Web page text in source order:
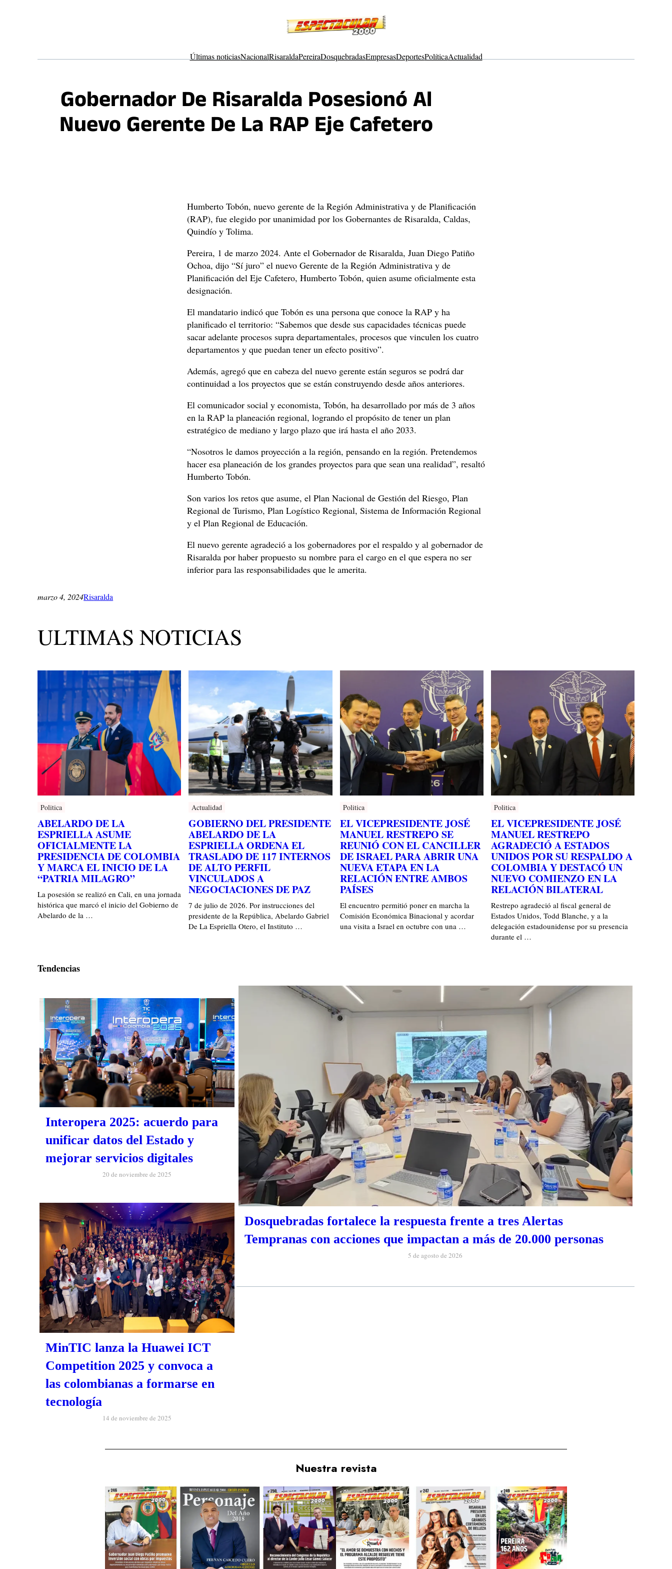
Últimas noticiasNacionalRisaraldaPereiraDosquebradasEmpresasDeportesPolíticaActualidad
Gobernador De Risaralda Posesionó Al
Nuevo Gerente De La RAP Eje Cafetero
Humberto Tobón, nuevo gerente de la Región Administrativa y de Planificación
(RAP), fue elegido por unanimidad por los Gobernantes de Risaralda, Caldas,
Quindío y Tolima.
Pereira, 1 de marzo 2024. Ante el Gobernador de Risaralda, Juan Diego Patiño
Ochoa, dijo “Sí juro” el nuevo Gerente de la Región Administrativa y de
Planificación del Eje Cafetero, Humberto Tobón, quien asume oficialmente esta
designación.
El mandatario indicó que Tobón es una persona que conoce la RAP y ha
planificado el territorio: “Sabemos que desde sus capacidades técnicas puede
sacar adelante procesos supra departamentales, procesos que vinculen los cuatro
departamentos y que puedan tener un efecto positivo”.
Además, agregó que en cabeza del nuevo gerente están seguros se podrá dar
continuidad a los proyectos que se están construyendo desde años anteriores.
El comunicador social y economista, Tobón, ha desarrollado por más de 3 años
en la RAP la planeación regional, logrando el propósito de tener un plan
estratégico de mediano y largo plazo que irá hasta el año 2033.
“Nosotros le damos proyección a la región, pensando en la región. Pretendemos
hacer esa planeación de los grandes proyectos para que sean una realidad”, resaltó
Humberto Tobón.
Son varios los retos que asume, el Plan Nacional de Gestión del Riesgo, Plan
Regional de Turismo, Plan Logístico Regional, Sistema de Información Regional
y el Plan Regional de Educación.
El nuevo gerente agradeció a los gobernadores por el respaldo y al gobernador de
Risaralda por haber propuesto su nombre para el cargo en el que espera no ser
inferior para las responsabilidades que le amerita.
marzo 4, 2024Risaralda
ULTIMAS NOTICIAS
Politica
ABELARDO DE LA
ESPRIELLA ASUME
OFICIALMENTE LA
PRESIDENCIA DE COLOMBIA
Y MARCA EL INICIO DE LA
“PATRIA MILAGRO”
La posesión se realizó en Cali, en una jornada
histórica que marcó el inicio del Gobierno de
Abelardo de la …
Actualidad
GOBIERNO DEL PRESIDENTE
ABELARDO DE LA
ESPRIELLA ORDENA EL
TRASLADO DE 117 INTERNOS
DE ALTO PERFIL
VINCULADOS A
NEGOCIACIONES DE PAZ
7 de julio de 2026. Por instrucciones del
presidente de la República, Abelardo Gabriel
De La Espriella Otero, el Instituto …
Politica
EL VICEPRESIDENTE JOSÉ
MANUEL RESTREPO SE
REUNIÓ CON EL CANCILLER
DE ISRAEL PARA ABRIR UNA
NUEVA ETAPA EN LA
RELACIÓN ENTRE AMBOS
PAÍSES
El encuentro permitió poner en marcha la
Comisión Económica Binacional y acordar
una visita a Israel en octubre con una …
Politica
EL VICEPRESIDENTE JOSÉ
MANUEL RESTREPO
AGRADECIÓ A ESTADOS
UNIDOS POR SU RESPALDO A
COLOMBIA Y DESTACÓ UN
NUEVO COMIENZO EN LA
RELACIÓN BILATERAL
Restrepo agradeció al fiscal general de
Estados Unidos, Todd Blanche, y a la
delegación estadounidense por su presencia
durante el …
Tendencias
Interopera 2025: acuerdo para
unificar datos del Estado y
mejorar servicios digitales
20 de noviembre de 2025
MinTIC lanza la Huawei ICT
Competition 2025 y convoca a
las colombianas a formarse en
tecnología
14 de noviembre de 2025
Dosquebradas fortalece la respuesta frente a tres Alertas
Tempranas con acciones que impactan a más de 20.000 personas
5 de agosto de 2026
Nuestra revista